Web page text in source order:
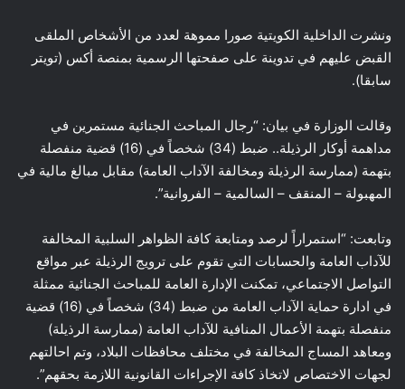
ونشرت الداخلية الكويتية صورا مموهة لعدد من الأشخاص الملقى
القبض عليهم في تدوينة على صفحتها الرسمية بمنصة أكس (تويتر
سابقا).
وقالت الوزارة في بيان: “رجال المباحث الجنائية مستمرين في
مداهمة أوكار الرذيلة.. ضبط (34) شخصاً في (16) قضية منفصلة
بتهمة (ممارسة الرذيلة ومخالفة الآداب العامة) مقابل مبالغ مالية في
المهبولة – المنقف – السالمية – الفروانية”.
وتابعت: “استمراراً لرصد ومتابعة كافة الظواهر السلبية المخالفة
للآداب العامة والحسابات التي تقوم على ترويج الرذيلة عبر مواقع
التواصل الاجتماعي، تمكنت الإدارة العامة للمباحث الجنائية ممثلة
في ادارة حماية الآداب العامة من ضبط (34) شخصاً في (16) قضية
منفصلة بتهمة الأعمال المنافية للآداب العامة (ممارسة الرذيلة)
ومعاهد المساج المخالفة في مختلف محافظات البلاد، وتم احالتهم
لجهات الاختصاص لاتخاذ كافة الإجراءات القانونية اللازمة بحقهم”.